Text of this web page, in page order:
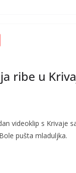
ribe u
videoklip s Krivaje
pušta mladuljka.